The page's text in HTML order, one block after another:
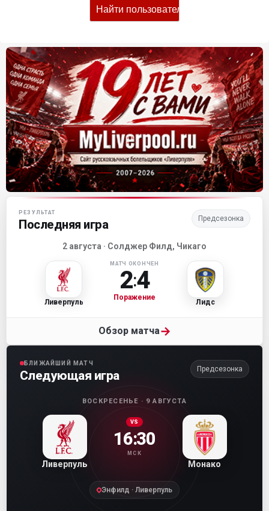
Матч-центр «Ливерпуля»
РЕЗУЛЬТАТ
Последняя игра Предсезонка
2 августа · Солджер Филд, Чикаго
Ливерпуль
МАТЧ ОКОНЧЕН
2:4
Поражение
Лидс
Обзор матча→
БЛИЖАЙШИЙ МАТЧ
Следующая игра Предсезонка
ВОСКРЕСЕНЬЕ · 9 АВГУСТА
Ливерпуль
VS
16:30
МСК
Монако
Энфилд · Ливерпуль